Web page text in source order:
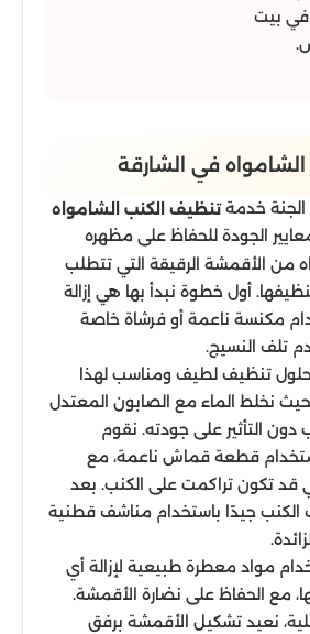
في بيت
في الشارقة
خدمةتنظيف الكنب الشامواه
الجودة للحفاظ على مظهره
من الأقمشة الرقيقة التي تتطلب
أول خطوة نبدأ بها هي إزالة
مكنسة ناعمة أو فرشاة خاصة
تلف النسيج.
تنظيف لطيف ومناسب لهذا
نخلط الماء مع الصابون المعتدل
التأثير على جودته. نقوم
قطعة قماش ناعمة، مع
قد تكون تراكمت على الكنب. بعد
الكنب جيدًا باستخدام مناشف قطنية
مواد معطرة طبيعية لإزالة أي
مع الحفاظ على نضارة الأقمشة.
نعيد تشكيل الأقمشة برفق